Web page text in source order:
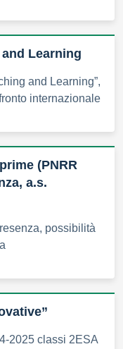
Learning
and Learning”,
internazionale
(PNRR
a.s.
possibilità
2025 classi 2ESA